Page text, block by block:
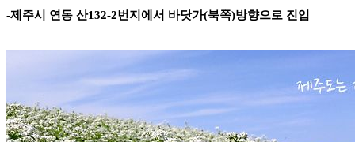
-제주시 연동 산132-2번지에서 바닷가(북쪽)방향으로 진입